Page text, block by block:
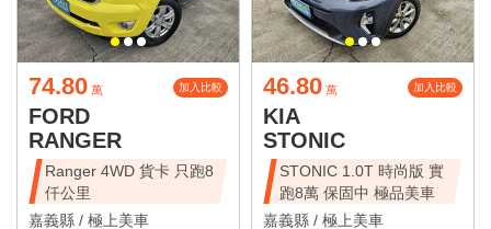
74.80 萬 加入比較
FORD
RANGER
Ranger 4WD 貨卡 只跑8
仟公里
嘉義縣 / 極上美車
46.80 萬 加入比較
KIA
STONIC
STONIC 1.0T 時尚版 實
跑8萬 保固中 極品美車
嘉義縣 / 極上美車